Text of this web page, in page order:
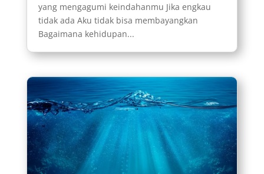
yang mengagumi keindahanmu Jika engkau
tidak ada Aku tidak bisa membayangkan
Bagaimana kehidupan...